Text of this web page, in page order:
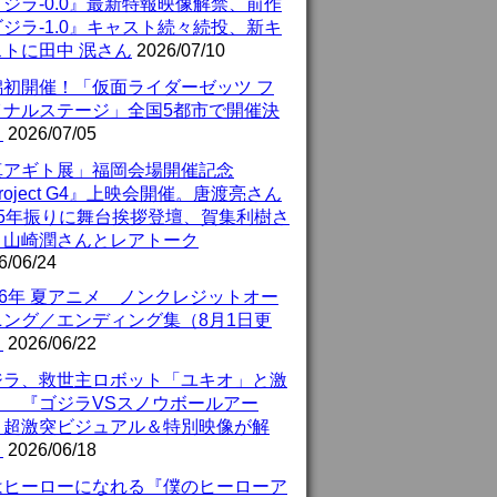
ラ-0.0』最新特報映像解禁、前作
ラ-1.0』キャスト続々続投、新キ
に田中 泯さん 2026/07/10
開催！「仮面ライダーゼッツ フ
ルステージ」全国5都市で開催決
2026/07/05
ギト展」福岡会場開催記念
G4』上映会開催。唐渡亮さん
年振りに舞台挨拶登壇、賀集利樹さ
崎潤さんとレアトーク
06/24
年 夏アニメ ノンクレジットオー
グ／エンディング集（8月1日更
2026/06/22
、救世主ロボット「ユキオ」と激
『ゴジラVSスノウボールアー
激突ビジュアル＆特別映像が解
2026/06/18
ーローになれる『僕のヒーローア